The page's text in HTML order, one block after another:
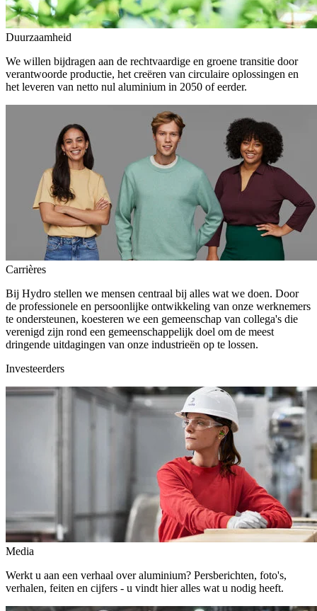
Duurzaamheid
We willen bijdragen aan de rechtvaardige en groene transitie door
verantwoorde productie, het creëren van circulaire oplossingen en
het leveren van netto nul aluminium in 2050 of eerder.
Carrières
Bij Hydro stellen we mensen centraal bij alles wat we doen. Door
de professionele en persoonlijke ontwikkeling van onze werknemers
te ondersteunen, koesteren we een gemeenschap van collega's die
verenigd zijn rond een gemeenschappelijk doel om de meest
dringende uitdagingen van onze industrieën op te lossen.
Investeerders
Media
Werkt u aan een verhaal over aluminium? Persberichten, foto's,
verhalen, feiten en cijfers - u vindt hier alles wat u nodig heeft.